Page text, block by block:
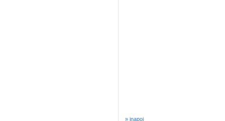
» inapoi